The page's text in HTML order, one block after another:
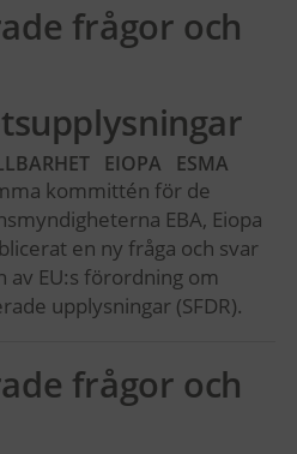
frågor och
EIOPA ESMA
kommittén för de
EBA, Eiopa
en ny fråga och svar
av EU:s förordning om
upplysningar (SFDR).
frågor och